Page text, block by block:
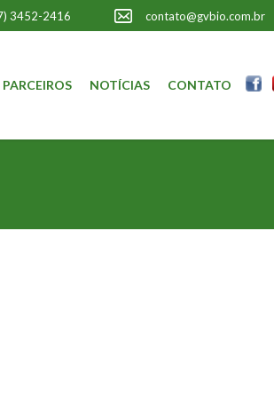
3452-2416 contato@gvbio.com.br
PARCEIROS NOTÍCIAS CONTATO